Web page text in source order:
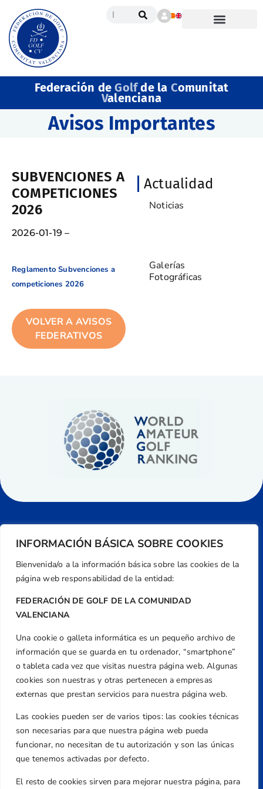
INFORMACIÓN BÁSICA SOBRE COOKIES
Bienvenida/o a la información básica sobre las cookies de la
página web responsabilidad de la entidad:
FEDERACIÓN DE GOLF DE LA COMUNIDAD
VALENCIANA
Una cookie o galleta informática es un pequeño archivo de
información que se guarda en tu ordenador, “smartphone”
o tableta cada vez que visitas nuestra página web. Algunas
cookies son nuestras y otras pertenecen a empresas
externas que prestan servicios para nuestra página web.
Las cookies pueden ser de varios tipos: las cookies técnicas
son necesarias para que nuestra página web pueda
funcionar, no necesitan de tu autorización y son las únicas
que tenemos activadas por defecto.
El resto de cookies sirven para mejorar nuestra página, para
Federación deGolfde la Comunitat
Valenciana
Avisos Importantes
SUBVENCIONES A
COMPETICIONES
2026
2026-01-19 –
Reglamento Subvenciones a
competiciones 2026
VOLVER A AVISOS
FEDERATIVOS
Actualidad
Noticias
Galerías
Fotográficas
Dirección
Centre de L´Esport, Carrer d'Isaac Peral i
Caballero, Nº 5, Despachos 2 y 3, 46980,
Valencia
+34 961 367 799
Email
federacion@golfcv.com
Aviso Legal